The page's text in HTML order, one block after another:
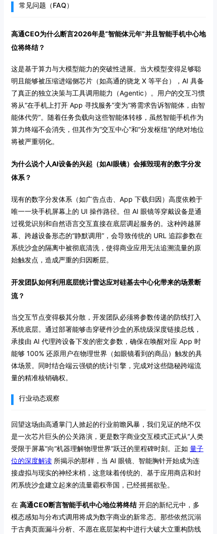
常见问题（FAQ）
高通CEO为什么断言2026年是“智能体元年”并且智能手机中心地
位将终结？
这是基于算力与大模型能力的突破性进展。当大模型变得足够聪
明且能够被压缩进端侧芯片（如高通的骁龙 X 等平台），AI 具备
了真正的独立决策与工具调用能力（Agentic）。用户的交互习惯
将从“在手机上打开 App 寻找服务”变为“将需求告诉智能体，由智
能体代劳”。随着任务负载向这些智能体转移，虽然智能手机作为
算力终端不会消失，但其作为“交互中心”和“分发枢纽”的绝对地位
将被严重弱化。
为什么说个人AI设备的兴起（如AI眼镜）会摧毁现有的数字分发
体系？
现有的数字分发体系（如广告点击、App 下载归因）高度依赖于
唯一一块手机屏幕上的 UI 操作路径。但 AI 眼镜等穿戴设备是通
过视觉识别和自然语言交互直接在底层调起服务的。这种跨越屏
幕、跨越设备形态的“静默调用”，会导致传统的 URL 追踪参数在
系统沙盒的隔离中被彻底清洗，使得商业应用无法追溯流量的原
始触发点，造成严重的归因断层。
开发团队如何利用底层统计雷达应对硅基去中心化带来的场景断
流？
当交互节点变得极其分散，开发团队必须将参数传递的防线打入
系统底层。通过部署能够击穿硬件沙盒的系统级深度链接总线，
承接由 AI 代理跨设备下发的密文参数，确保在唤醒对应 App 时
能够 100% 还原用户在物理世界（如眼镜看到的商品）触发的具
体场景。同时结合端云强锁的统计引擎，完成对这些隐秘跨端流
量的精准核销确权。
行业动态观察
回望这场由高通掌门人掀起的行业前瞻风暴，我们见证的绝不仅
是一次芯片巨头的公关路演，更是数字商业交互模式正式从“人类
受限于屏幕”向“机器理解物理世界”跃迁的里程碑时刻。正如 量子
位的深度解读 所揭示的那样，当 AI 眼镜、智能胸针开始成为连
接虚拟与现实的神经末梢，这意味着传统的、基于应用商店和封
闭系统沙盒建立起来的流量霸权帝国，已经摇摇欲坠。
在 高通CEO断言智能手机中心地位将终结开启的新纪元中，多
模态感知与分布式调用将成为数字商业的新常态。那些依然沉溺
于古典页面漏斗分析、不愿在底层架构中进行大破大立重构防线